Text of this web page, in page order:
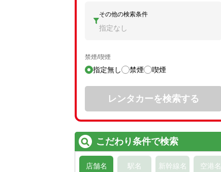
その他の検索条件
指定なし
禁煙/喫煙
指定無し 禁煙 喫煙
レンタカーを検索する
こだわり条件で検索
店舗名 駅名 新幹線名 空港名